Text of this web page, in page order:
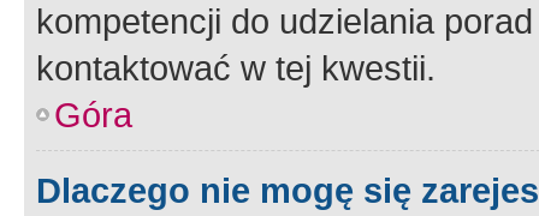
kompetencji do udzielania
kontaktować w tej kwestii.
Góra
Dlaczego nie mogę się